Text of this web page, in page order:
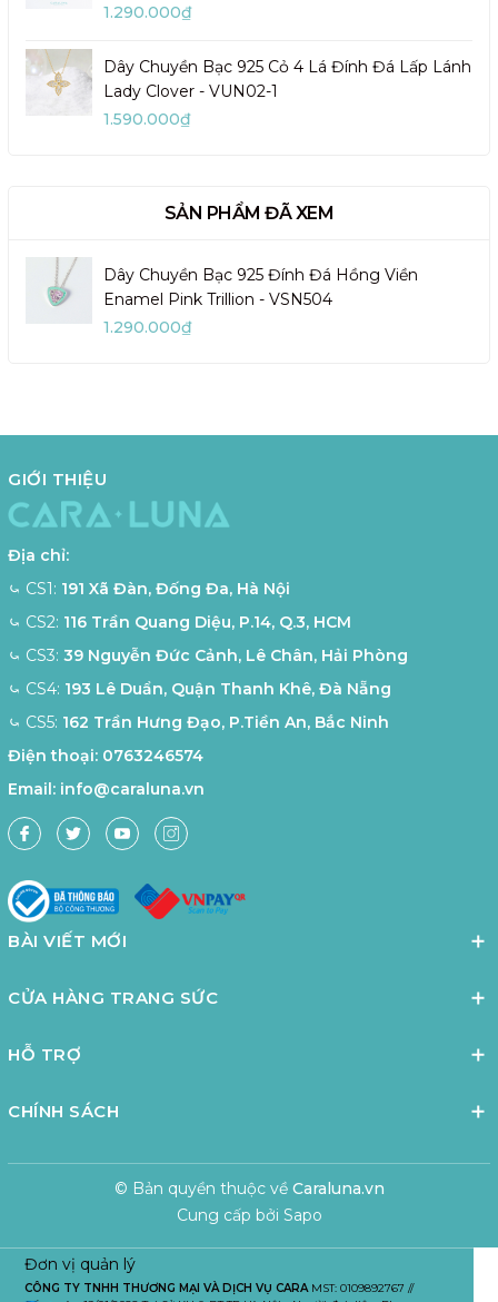
1.290.000₫
Dây Chuyền Bạc 925 Cỏ 4 Lá Đính Đá Lấp Lánh
Lady Clover - VUN02-1
1.590.000₫
SẢN PHẨM ĐÃ XEM
Dây Chuyền Bạc 925 Đính Đá Hồng Viền
Enamel Pink Trillion - VSN504
1.290.000₫
GIỚI THIỆU
Địa chỉ:
⤿ CS1: 191 Xã Đàn, Đống Đa, Hà Nội
⤿ CS2: 116 Trần Quang Diệu, P.14, Q.3, HCM
⤿ CS3: 39 Nguyễn Đức Cảnh, Lê Chân, Hải Phòng
⤿ CS4: 193 Lê Duẩn, Quận Thanh Khê, Đà Nẵng
⤿ CS5: 162 Trần Hưng Đạo, P.Tiền An, Bắc Ninh
Điện thoại: 0763246574
Email: info@caraluna.vn
BÀI VIẾT MỚI
CỬA HÀNG TRANG SỨC
HỖ TRỢ
CHÍNH SÁCH
© Bản quyền thuộc về Caraluna.vn
Cung cấp bởi Sapo
Đơn vị quản lý
CÔNG TY TNHH THƯƠNG MẠI VÀ DỊCH VỤ CARAMST: 0109892767 //